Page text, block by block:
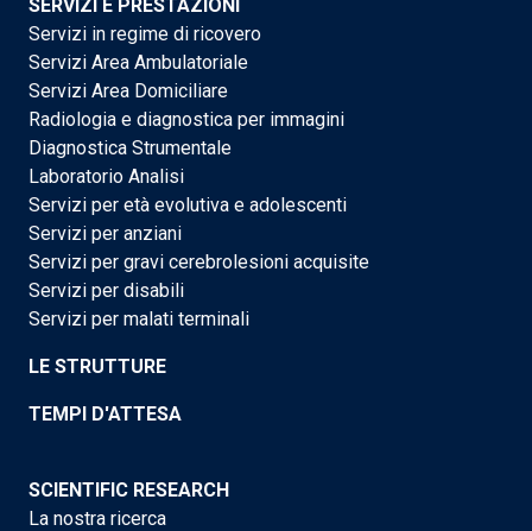
SERVIZI E PRESTAZIONI
Servizi in regime di ricovero
Servizi Area Ambulatoriale
Servizi Area Domiciliare
Radiologia e diagnostica per immagini
Diagnostica Strumentale
Laboratorio Analisi
Servizi per età evolutiva e adolescenti
Servizi per anziani
Servizi per gravi cerebrolesioni acquisite
Servizi per disabili
Servizi per malati terminali
LE STRUTTURE
TEMPI D'ATTESA
SCIENTIFIC RESEARCH
La nostra ricerca